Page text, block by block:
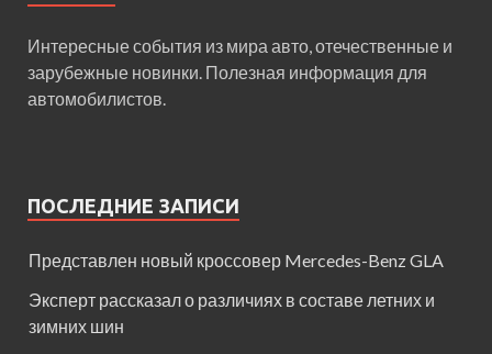
Интересные события из мира авто, отечественные и
зарубежные новинки. Полезная информация для
автомобилистов.
ПОСЛЕДНИЕ ЗАПИСИ
Представлен новый кроссовер Mercedes-Benz GLA
Эксперт рассказал о различиях в составе летних и
зимних шин